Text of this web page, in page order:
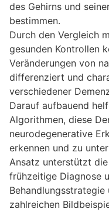
des Gehirns und
bestimmen.
Durch den Vergleich
gesunden Kontrollen
Veränderungen von
differenziert und
verschiedener
Darauf aufbauend
Algorithmen, diese
neurodegenerative
erkennen und zu
Ansatz unterstützt
frühzeitige Diagnose
zahlreichen